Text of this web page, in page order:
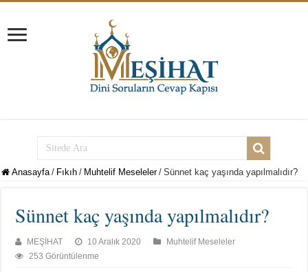
Anasayfa / Fıkıh / Muhtelif Meseleler / Sünnet kaç yaşında yapılmalıdır?
Sünnet kaç yaşında yapılmalıdır?
MEŞİHAT 10 Aralık 2020
Muhtelif Meseleler
253 Görüntülenme